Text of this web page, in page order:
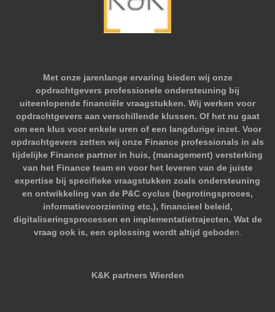
Met onze jarenlange ervaring bieden wij onze
opdrachtgevers professionele ondersteuning bij
uiteenlopende financiële vraagstukken. Wij werken voor
opdrachtgevers aan verschillende klussen. Of het nu gaat
om een klus voor enkele uren of een langdurige inzet. Voor
opdrachtgevers zetten wij onze Finance professionals in als
tijdelijke Finance partner in huis, (management) versterking
van het Finance team en voor het leveren van de juiste
expertise bij specifieke vraagstukken zoals ondersteuning
en ontwikkeling van de P&C cyclus (begrotingsproces,
informatievoorziening etc.), financieel beleid,
digitaliseringsprocessen en implementatietrajecten. Wat de
vraag ook is, een oplossing wordt altijd geboden.
K&K partners Wierden